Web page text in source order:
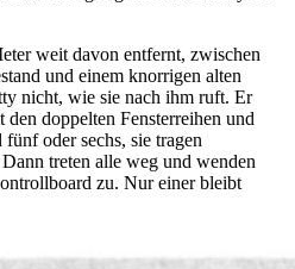
weit davon entfernt, zwischen
und einem knorrigen alten
nicht, wie sie nach ihm ruft. Er
doppelten Fensterreihen und
oder sechs, sie tragen
treten alle weg und wenden
zu. Nur einer bleibt